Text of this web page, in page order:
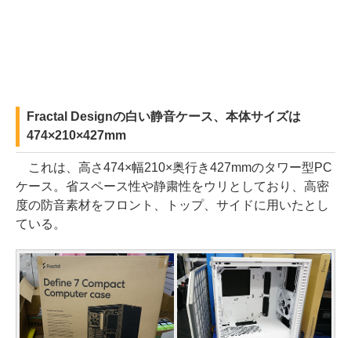
Fractal Designの白い静音ケース、本体サイズは
474×210×427mm
これは、高さ474×幅210×奥行き427mmのタワー型PC
ケース。省スペース性や静粛性をウリとしており、高密
度の防音素材をフロント、トップ、サイドに用いたとし
ている。